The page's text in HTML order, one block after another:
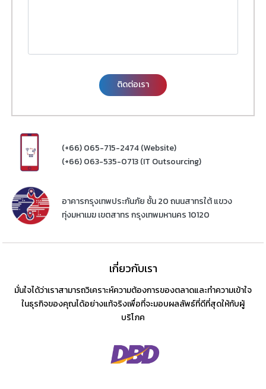
ติดต่อเรา
(+66) 065-715-2474 (Website)
(+66) 063-535-0713 (IT Outsourcing)
อาคารกรุงเทพประกันภัย ชั้น 20 ถนนสาทรใต้ แขวง
ทุ่งมหาเมฆ เขตสาทร กรุงเทพมหานคร 10120
เกี่ยวกับเรา
มั่นใจได้ว่าเราสามารถวิเคราะห์ความต้องการของตลาดและทำความเข้าใจ
ในธุรกิจของคุณได้อย่างแท้จริงเพื่อที่จะมอบผลลัพธ์ที่ดีที่สุดให้กับผู้
บริโภค